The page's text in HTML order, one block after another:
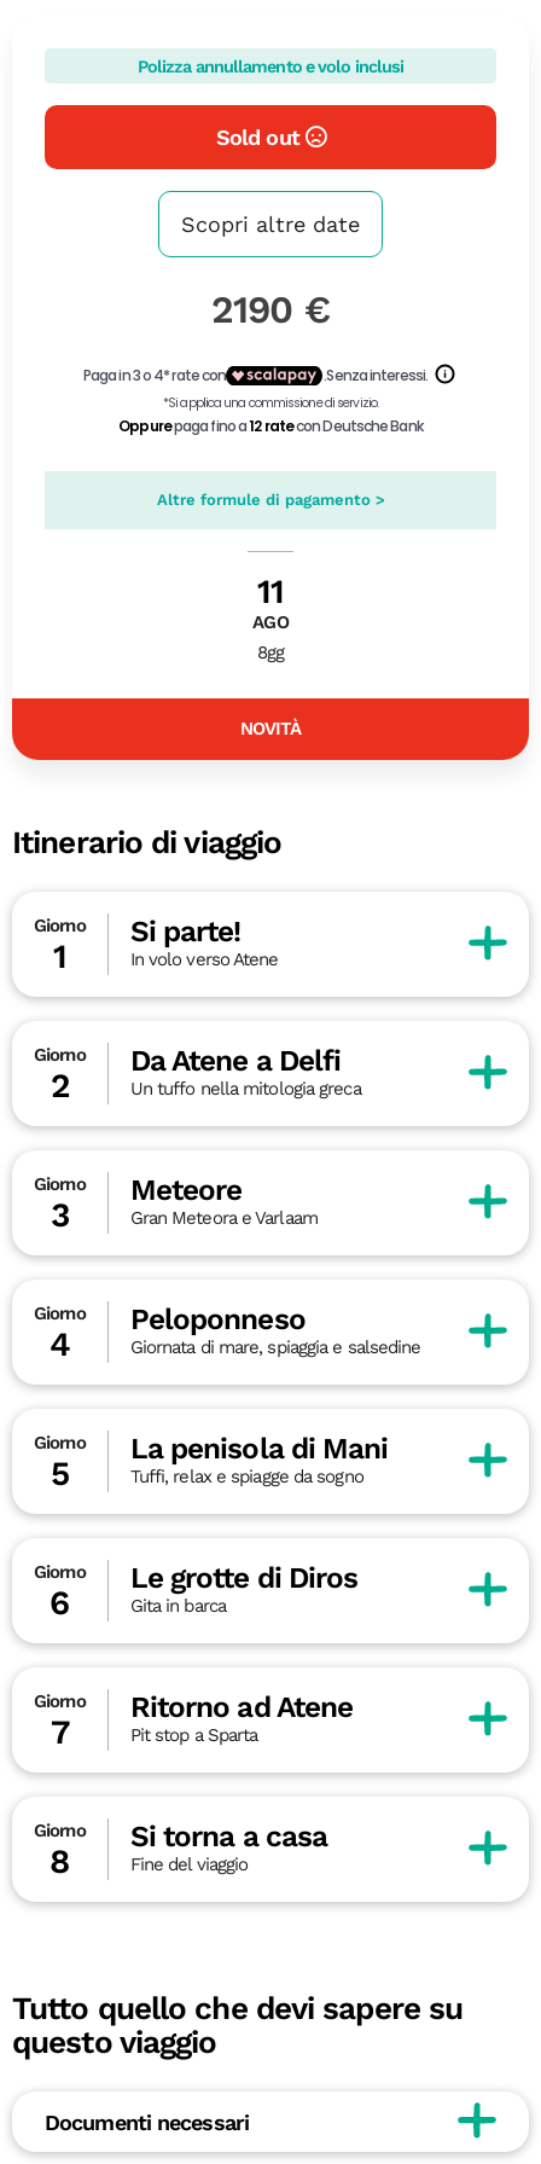
Polizza annullamento e volo inclusi
Sold out
Scopri altre date
2190 €
Altre formule di pagamento >
11
AGO
8gg
NOVITÀ
Itinerario di viaggio
Giorno
1
Si parte!
In volo verso Atene
Giorno
2
Da Atene a Delfi
Un tuffo nella mitologia greca
Giorno
3
Meteore
Gran Meteora e Varlaam
Giorno
4
Peloponneso
Giornata di mare, spiaggia e salsedine
Giorno
5
La penisola di Mani
Tuffi, relax e spiagge da sogno
Giorno
6
Le grotte di Diros
Gita in barca
Giorno
7
Ritorno ad Atene
Pit stop a Sparta
Giorno
8
Si torna a casa
Fine del viaggio
Tutto quello che devi sapere su
questo viaggio
Documenti necessari